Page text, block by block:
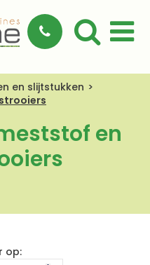
en slijtstukken
en
op: